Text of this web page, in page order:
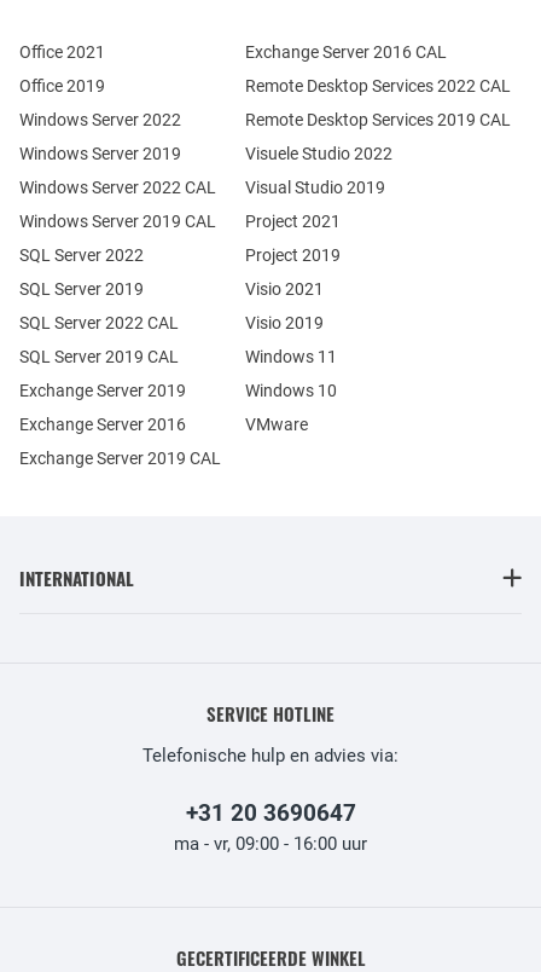
Office 2021
Office 2019
Windows Server 2022
Windows Server 2019
Exchange Server 2019
Exchange Server 2016
SQL Server 2022
SQL Server 2019
Windows Server 2022 CAL
Windows Server 2019 CAL
SQL Server 2022 CAL
SQL Server 2019 CAL
Remote Desktop Services 2022 CAL
Remote Desktop Services 2019 CAL
Exchange Server 2019 CAL
Exchange Server 2016 CAL
Visuele Studio 2022
Visual Studio 2019
Project 2021
Project 2019
Visio 2021
Visio 2019
Windows 11
Windows 10
VMware
INTERNATIONAL
SERVICE HOTLINE
Telefonische hulp en advies via:
+31 20 3690647
ma - vr, 09:00 - 16:00 uur
GECERTIFICEERDE WINKEL